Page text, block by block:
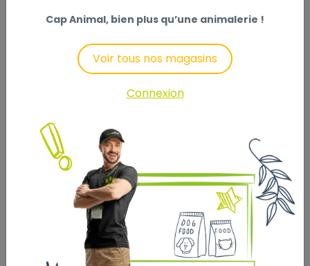
adaptée à l’odorat sensible des chats, 14 fois plus
développé que celui des humains. Contrairement aux
senteurs trop fortes, cette fragrance délicate ne
perturbe pas votre compagnon, tout en maintenant
une fraîcheur durable et un environnement propre et
Avec Sandy, offrez à votre chat une litière de qualité
supérieure qui allie confort, hygiène optimale et bien-
être au quotidien.
Ingrédients :
100% bentonite de sodium naturelle
Parfum délicat de Poudre de Bébé (ingrédients
naturels)
Cap Animal, bien plus qu’une animalerie !
Voir tous nos magasins
Connexion